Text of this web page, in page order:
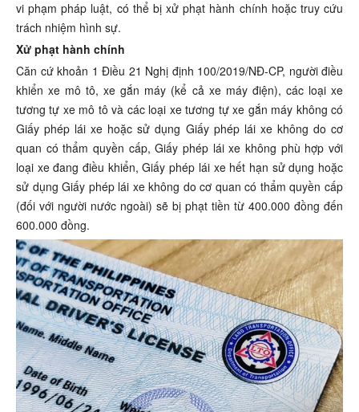
vi phạm pháp luật, có thể bị xử phạt hành chính hoặc truy cứu
trách nhiệm hình sự.
Xử phạt hành chính
Căn cứ khoản 1 Điều 21 Nghị định 100/2019/NĐ-CP, người điều
khiển xe mô tô, xe gắn máy (kể cả xe máy điện), các loại xe
tương tự xe mô tô và các loại xe tương tự xe gắn máy không có
Giấy phép lái xe hoặc sử dụng Giấy phép lái xe không do cơ
quan có thẩm quyền cấp, Giấy phép lái xe không phù hợp với
loại xe đang điều khiển, Giấy phép lái xe hết hạn sử dụng hoặc
sử dụng Giấy phép lái xe không do cơ quan có thẩm quyền cấp
(đối với người nước ngoài) sẽ bị phạt tiền từ 400.000 đồng đến
600.000 đồng.